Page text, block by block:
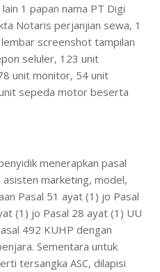
1 papan nama PT Digi
Notaris perjanjian sewa, 1
screenshot tampilan
seluler, 123 unit
unit monitor, 54 unit
sepeda motor beserta
menerapkan pasal
marketing, model,
Pasal 51 ayat (1) jo Pasal
(1) jo Pasal 28 ayat (1) UU
492 KUHP dengan
Sementara untuk
tersangka ASC, dilapisi